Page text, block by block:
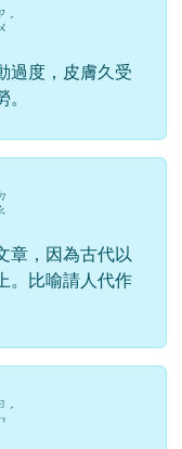
ㄨ ˊ
過度，皮膚久受
章，因為古代以
。比喻請人代作
ˊ